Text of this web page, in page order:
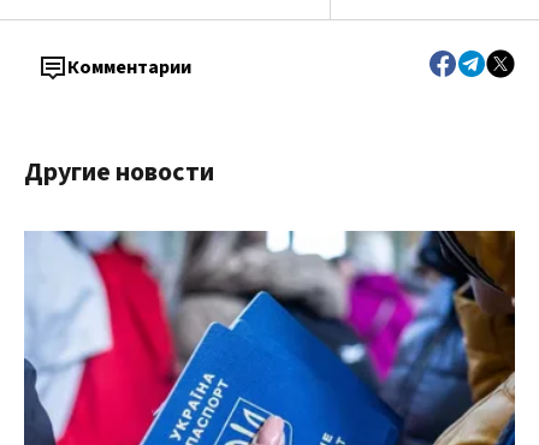
Комментарии
Другие новости